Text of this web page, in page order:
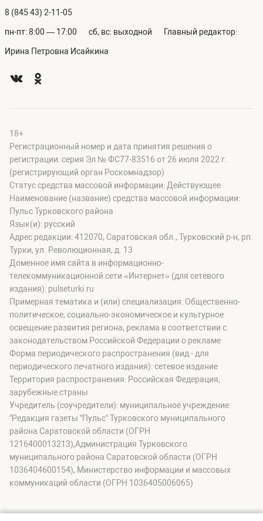
8 (845 43) 2-11-05
пн-пт: 8:00 — 17:00 сб, вс: выходной Главный редактор:
Ирина Петровна Исайкина
18+
Регистрационный номер и дата принятия решения о
регистрации: серия Эл № ФС77-83516 от 26 июля 2022 г.
(регистрирующий орган Роскомнадзор)
Статус средства массовой информации: Действующее
Наименование (название) средства массовой информации:
Пульс Турковского района
Язык(и): русский
Адрес редакции: 412070, Саратовская обл., Турковский р-н, рп.
Турки, ул. Революционная, д. 13
Доменное имя сайта в информационно-
телекоммуникационной сети «Интернет» (для сетевого
издания): pulseturki.ru
Примерная тематика и (или) специализация: Общественно-
политическое, социально-экономическое и культурное
освещение развития региона, реклама в соответствии с
законодательством Российской Федерации о рекламе
Форма периодического распространения (вид - для
периодического печатного издания): сетевое издание
Территория распространения: Российская Федерация,
зарубежные страны
Учредитель (соучредители): муниципальное учреждение
"Редакция газеты "Пульс" Турковского муниципального
района Саратовской области (ОГРН
1216400013213),Администрация Турковского
муниципального района Саратовской области (ОГРН
1036404600154), Министерство информации и массовых
коммуникаций области (ОГРН 1036405006065)